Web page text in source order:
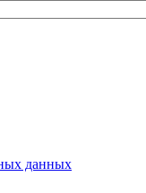
данных